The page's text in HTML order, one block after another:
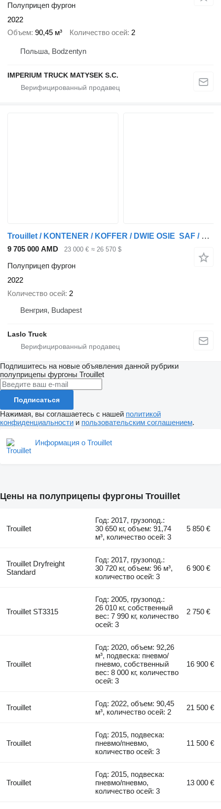
Полуприцеп фургон
2022
Объем 90,45 м³ Количество осей 2
Польша, Bodzentyn
IMPERIUM TRUCK MATYSEK S.C.
Trouillet / KONTENER / KOFFER / DWIE OSIE SAF / BARDZO MOCNA PODŁOGA: SZY
9 705 000 AMD 23 000 € ≈ 26 570 $
Полуприцеп фургон
2022
Количество осей 2
Венгрия, Budapest
Laslo Truck
Подпишитесь на новые объявления данной рубрики
полуприцепы фургоны Trouillet
Подписаться
Нажимая, вы соглашаетесь с нашей политикой
конфиденциальности и пользовательским соглашением.
Информация о Trouillet
Цены на полуприцепы фургоны Trouillet
Trouillet
Год: 2017, грузопод.:
30 650 кг, объем: 91,74
м³, количество осей: 3
5 850 €
Trouillet Dryfreight
Standard
Год: 2017, грузопод.:
30 720 кг, объем: 96 м³,
количество осей: 3
6 900 €
Trouillet ST3315
Год: 2005, грузопод.:
26 010 кг, собственный
вес: 7 990 кг, количество
осей: 3
2 750 €
Trouillet
Год: 2020, объем: 92,26
м³, подвеска: пневмо/
пневмо, собственный
вес: 8 000 кг, количество
осей: 3
16 900 €
Trouillet
Год: 2022, объем: 90,45
м³, количество осей: 2
21 500 €
Trouillet
Год: 2015, подвеска:
пневмо/пневмо,
количество осей: 3
11 500 €
Trouillet
Год: 2015, подвеска:
пневмо/пневмо,
количество осей: 3
13 000 €